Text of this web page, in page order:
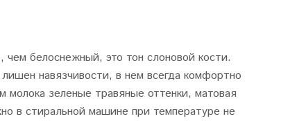
белоснежный, это тон слоновой кости.
навязчивости, в нем всегда комфортно
зеленые травяные оттенки, матовая
в стиральной машине при температуре не